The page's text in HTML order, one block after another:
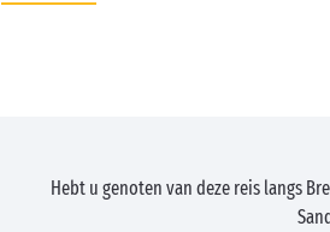
Hebt u genoten van deze reis langs